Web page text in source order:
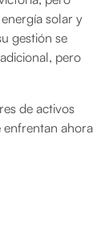
solar y
gestión se
pero
de activos
enfrentan ahora